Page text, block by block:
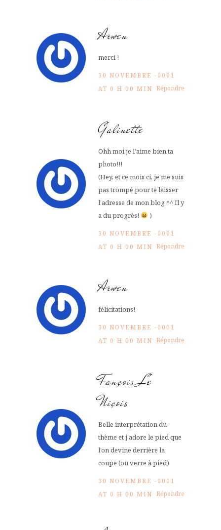
Arwen
merci !
30 NOVEMBRE -0001
AT 0 H 00 MIN Répondre
Galinette
Ohh moi je l’aime bien ta
photo!!!
(Hey, et ce mois ci, je me suis
pas trompé pour te laisser
l’adresse de mon blog ^^ Il y
a du progrès!
)
30 NOVEMBRE -0001
AT 0 H 00 MIN Répondre
Arwen
félicitations!
30 NOVEMBRE -0001
AT 0 H 00 MIN Répondre
Fançois Le
Niçois
Belle interprétation du
thème et j’adore le pied que
l’on devine derrière la
coupe (ou verre à pied)
30 NOVEMBRE -0001
AT 0 H 00 MIN Répondre